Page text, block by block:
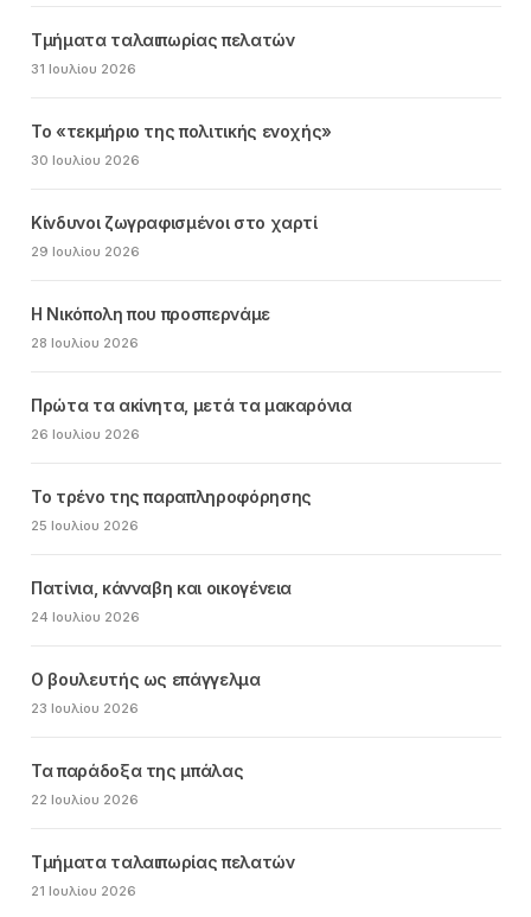
Τμήματα ταλαιπωρίας πελατών
31 Ιουλίου 2026
Το «τεκμήριο της πολιτικής ενοχής»
30 Ιουλίου 2026
Κίνδυνοι ζωγραφισμένοι στο χαρτί
29 Ιουλίου 2026
Η Νικόπολη που προσπερνάμε
28 Ιουλίου 2026
Πρώτα τα ακίνητα, μετά τα μακαρόνια
26 Ιουλίου 2026
Το τρένο της παραπληροφόρησης
25 Ιουλίου 2026
Πατίνια, κάνναβη και οικογένεια
24 Ιουλίου 2026
Ο βουλευτής ως επάγγελμα
23 Ιουλίου 2026
Τα παράδοξα της μπάλας
22 Ιουλίου 2026
Τμήματα ταλαιπωρίας πελατών
21 Ιουλίου 2026